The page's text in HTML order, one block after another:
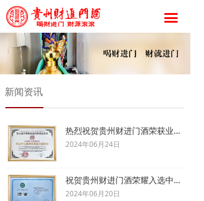
끀
热烈祝贺贵州财进门酒荣获业内两大金奖！
2024年06月24日
祝贺贵州财进门酒荣耀入选中国食品工业协会会员品牌
2024年06月20日
新闻资讯